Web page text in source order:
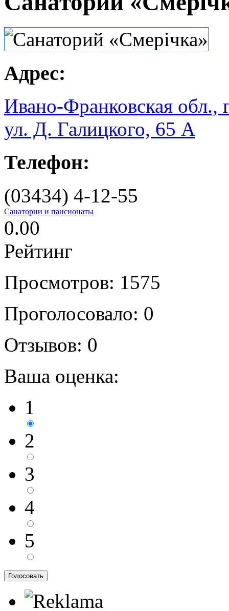
Адрес:
Ивано-Франковская обл.,
ул. Д. Галицкого, 65 А
Телефон:
(03434) 4-12-55
Санатории и пансионаты
0.00
Рейтинг
Просмотров: 1575
Проголосовало: 0
Отзывов: 0
Ваша оценка:
1
2
3
4
5